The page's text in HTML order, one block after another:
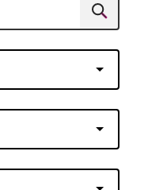
Suchen